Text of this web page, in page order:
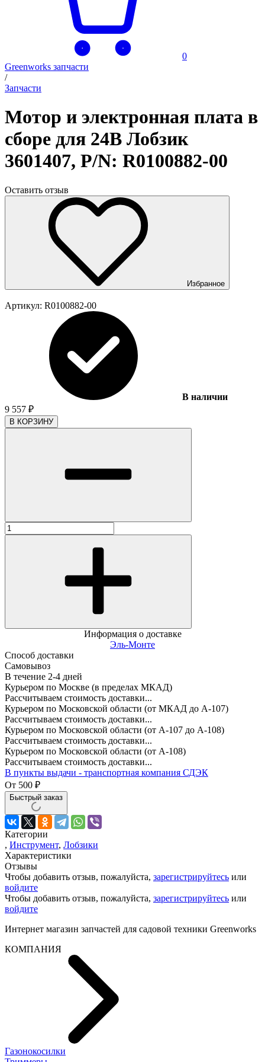
0
Greenworks запчасти
/
Запчасти
Мотор и электронная плата в
сборе для 24В Лобзик
3601407, P/N: R0100882-00
Оставить отзыв
Избранное
Артикул: R0100882-00
В наличии
9 557 ₽
В КОРЗИНУ
Информация о доставке
Эль-Монте
Способ доставки
Самовывоз
В течение 2-4 дней
Курьером по Москве (в пределах МКАД)
Рассчитываем стоимость доставки...
Курьером по Московской области (от МКАД до А-107)
Рассчитываем стоимость доставки...
Курьером по Московской области (от А-107 до А-108)
Рассчитываем стоимость доставки...
Курьером по Московской области (от А-108)
Рассчитываем стоимость доставки...
В пункты выдачи - транспортная компания СДЭК
От 500 ₽
Быстрый заказ
Категории
, Инструмент, Лобзики
Характеристики
Отзывы
Чтобы добавить отзыв, пожалуйста, зарегистрируйтесь или
войдите
Чтобы добавить отзыв, пожалуйста, зарегистрируйтесь или
войдите
Интернет магазин запчастей для садовой техники Greenworks
КОМПАНИЯ
Газонокосилки